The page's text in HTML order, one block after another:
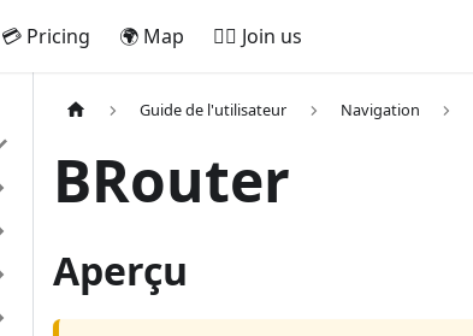
💳 Pricing 🌍 Map 🚵‍♂️ Join us
Guide de l'utilisateur Navigation
BRouter
Aperçu